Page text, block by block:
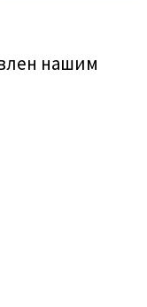
нашим